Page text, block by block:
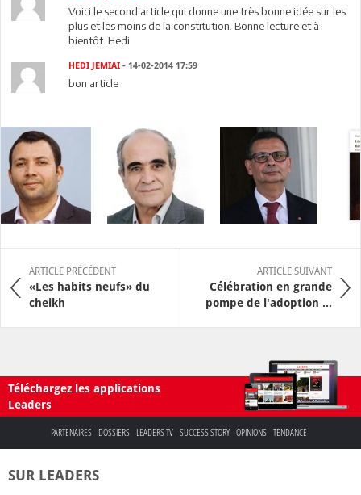
Voici le second article qui donne une très bonne idée sur les
plus et les moins de la constitution. Bonne lecture et à
bientôt. Hedi
HEDI JEMIAI - 14-02-2014 17:59
bon article
ARTICLE PRÉCÉDENT
«Les habits neufs» du
cheikh
ARTICLE SUIVANT
Célébration en grande
pompe de l'adoption ...
Téléchargez les applications
Leaders
PARTENAIRES DOSSIERS LEADERS TV SUCCESS STORY OPINIONS TENDANCE
SUR LEADERS